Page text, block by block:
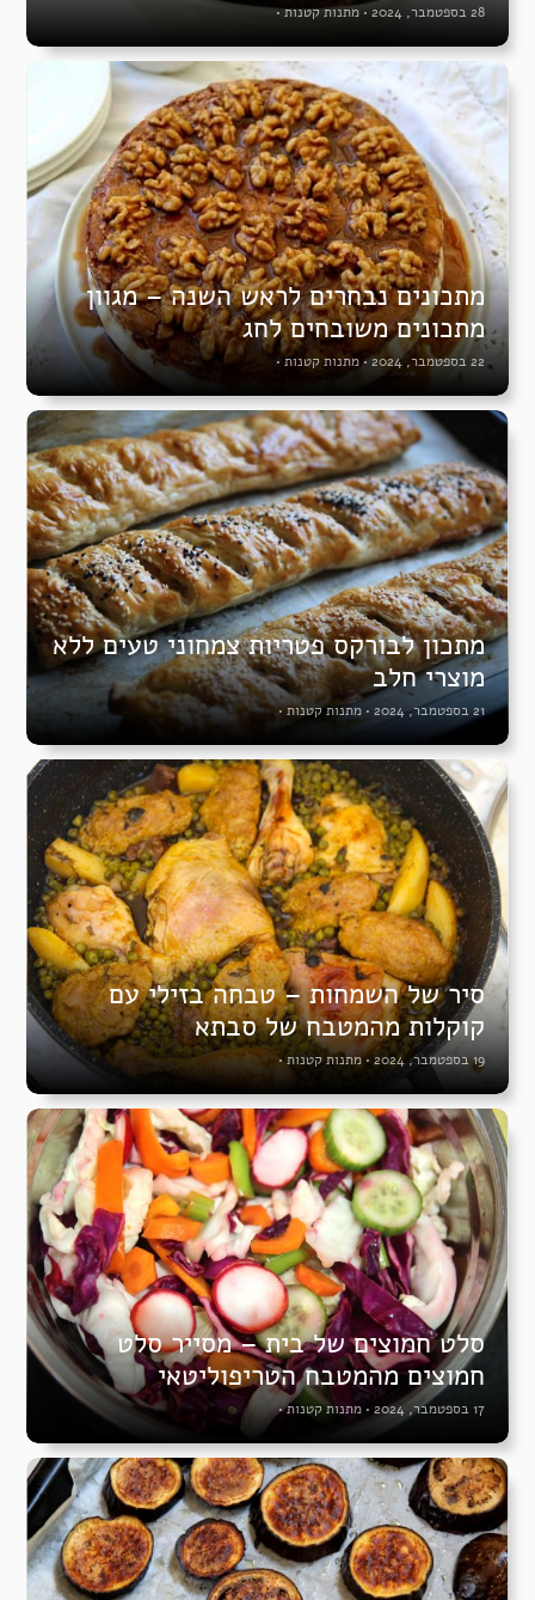
28 בספטמבר, 2024 • מתנות קטנות•
מתכונים נבחרים לראש השנה – מגוון
מתכונים משובחים לחג
22 בספטמבר, 2024 • מתנות קטנות•
מתכון לבורקס פטריות צמחוני טעים ללא
מוצרי חלב
21 בספטמבר, 2024 • מתנות קטנות•
סיר של השמחות – טבחה בזילי עם
קוקלות מהמטבח של סבתא
19 בספטמבר, 2024 •מתנות קטנות •
סלט חמוצים של בית – מסייר סלט
חמוצים מהמטבח הטריפוליטאי
17 בספטמבר, 2024 • מתנות קטנות•